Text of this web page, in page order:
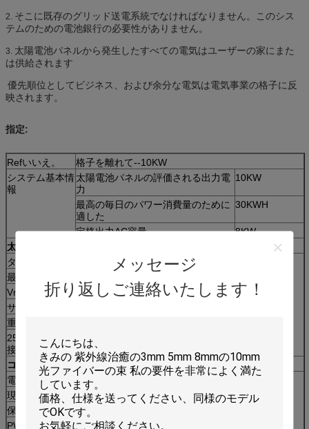
メッセージ
折り返しご連絡いたします！
2. そこに既存のグリッド送電系統でなければなりません。このシス
テムのための電池銀行の必要性がありません。
3. 太陽電池パネルから発生したすべての電気はユーザーの家にまた
は供給されます
優先順位としてビジネス、および余分な電気は電気事業の格子に反
映されます。
指定:
Refいいえ。
格子を離れて--10KW
システム基本情
報
太陽電池パネルの評価される出力電
力
10KW
最高の毎日のパワー消費量のために
適した
30KWH
定格出力AC容量
8KW
太陽電池パネル
タイプ
クラスの結晶のケイ素PVモジュール
最高力
Vmp
30.5V
サイズ
重量
25年の出力の保証（ノート:2pcsパネルはシリーズで
接続します）
コントローラー
電圧
12V/24V
2pc
現在
80A
保証
1年
PWMの高性能充満コントローラー、LED表示、イン